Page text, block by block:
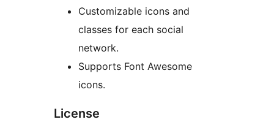
Customizable icons and
classes for each social
network.
Supports Font Awesome
icons.
License